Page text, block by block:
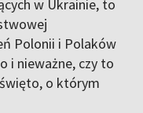
w Ukrainie, to
Polonii i Polaków
i nieważne, czy to
o którym